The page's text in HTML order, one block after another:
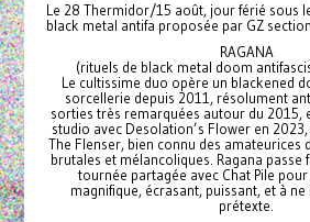
Le 28 Thermidor/15 août, jour férié sous
black metal antifa proposée par GZ
RAGANA
(rituels de black metal doom
Le cultissime duo opère un blackened
sorcellerie depuis 2011, résolument
sorties très remarquées autour du 2015,
studio avec Desolation’s Flower en
The Flenser, bien connu des amateurices
brutales et mélancoliques. Ragana passe
tournée partagée avec Chat Pile pour
magnifique, écrasant, puissant, et à
prétexte.